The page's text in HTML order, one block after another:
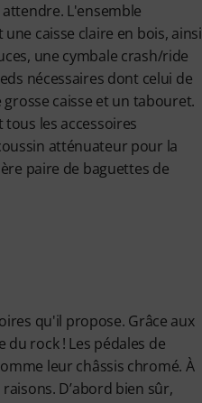
L'ensemble
caisse claire en bois, ainsi
une cymbale crash/ride
nécessaires dont celui de
caisse et un tabouret.
les accessoires
atténuateur pour la
paire de baguettes de
qu'il propose. Grâce aux
rock ! Les pédales de
leur châssis chromé. À
D’abord bien sûr,